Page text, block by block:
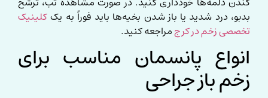
بدبو، درد شدید یا باز شدن بخیه‌ها باید فوراً به یککلینیک
تخصصی زخم در کرجمراجعه کنید.
انواع پانسمان مناسب برای
زخم باز جراحی